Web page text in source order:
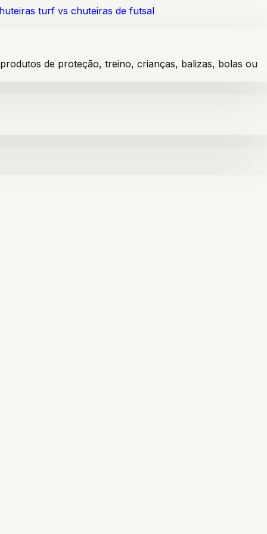
turf vs chuteiras de futsal
de proteção, treino, crianças, balizas, bolas ou